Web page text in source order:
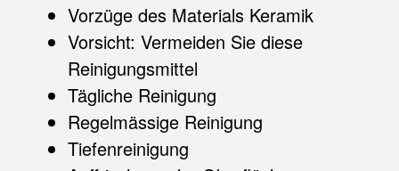
Vorzüge des Materials Keramik
Vorsicht: Vermeiden Sie diese
Reinigungsmittel
Tägliche Reinigung
Regelmässige Reinigung
Tiefenreinigung